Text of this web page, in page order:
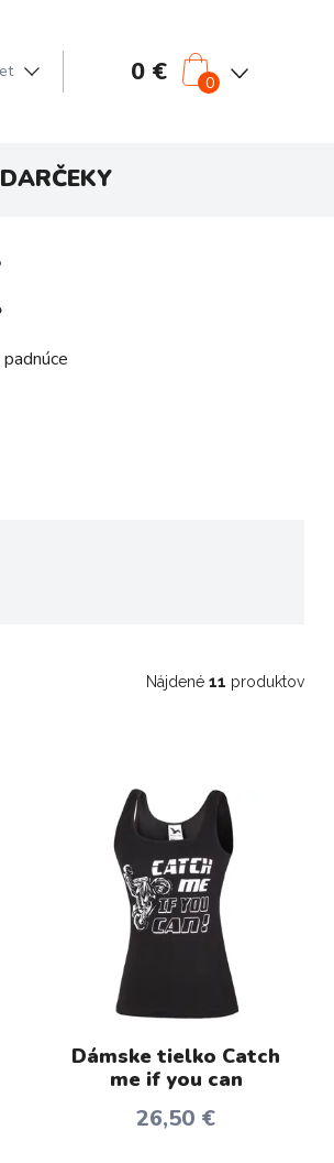
0 € 0
Nájdené 11 produktov
Dámske tielko Catch
me if you can
26,50 €